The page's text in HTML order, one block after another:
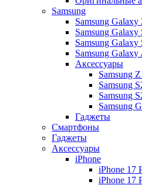
Samsung
Samsung Galaxy
Samsung Galaxy
Samsung Galaxy
Samsung Galaxy
Аксессуары
Samsung
Samsung
Samsung
Samsung
Гаджеты
Смартфоны
Гаджеты
Аксессуары
iPhone
iPhone 17
iPhone 17